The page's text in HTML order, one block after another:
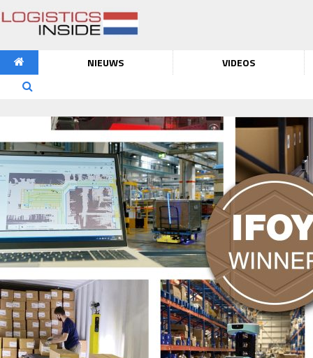
NIEUWS VIDEOS